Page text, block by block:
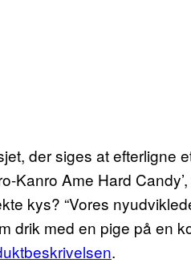
der siges at efterligne
Kanro Ame Hard
kys? “Vores
drik med en pige på en
.